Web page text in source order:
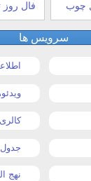
چوب فال روز
سرویس ها
نهج